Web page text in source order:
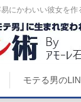
にかわいい彼女を
モテる男の